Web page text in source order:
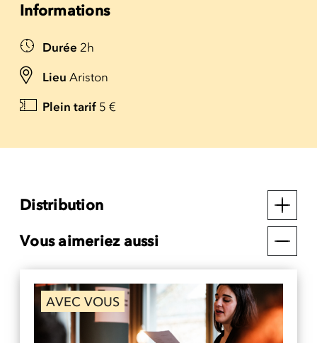
Informations
Durée 2h
Lieu Ariston
Plein tarif 5 €
Distribution
Vous aimeriez aussi
AVEC VOUS